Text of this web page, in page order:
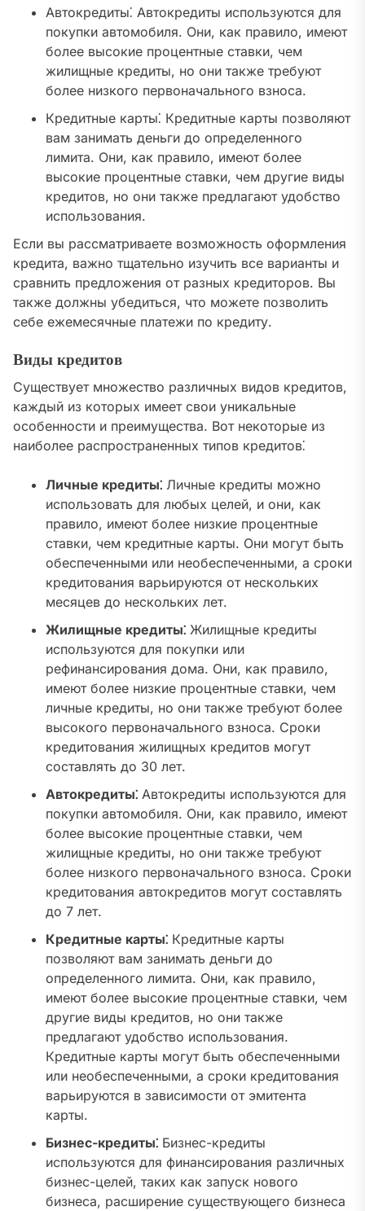
Автокредиты⁚ Автокредиты используются для
покупки автомобиля. Они, как правило, имеют
более высокие процентные ставки, чем
жилищные кредиты, но они также требуют
более низкого первоначального взноса.
Кредитные карты⁚ Кредитные карты позволяют
вам занимать деньги до определенного
лимита. Они, как правило, имеют более
высокие процентные ставки, чем другие виды
кредитов, но они также предлагают удобство
использования.
Если вы рассматриваете возможность оформления
кредита, важно тщательно изучить все варианты и
сравнить предложения от разных кредиторов. Вы
также должны убедиться, что можете позволить
себе ежемесячные платежи по кредиту.
Виды кредитов
Существует множество различных видов кредитов,
каждый из которых имеет свои уникальные
особенности и преимущества. Вот некоторые из
наиболее распространенных типов кредитов⁚
Личные кредиты⁚ Личные кредиты можно
использовать для любых целей, и они, как
правило, имеют более низкие процентные
ставки, чем кредитные карты. Они могут быть
обеспеченными или необеспеченными, а сроки
кредитования варьируются от нескольких
месяцев до нескольких лет.
Жилищные кредиты⁚ Жилищные кредиты
используются для покупки или
рефинансирования дома. Они, как правило,
имеют более низкие процентные ставки, чем
личные кредиты, но они также требуют более
высокого первоначального взноса. Сроки
кредитования жилищных кредитов могут
составлять до 30 лет.
Автокредиты⁚ Автокредиты используются для
покупки автомобиля. Они, как правило, имеют
более высокие процентные ставки, чем
жилищные кредиты, но они также требуют
более низкого первоначального взноса. Сроки
кредитования автокредитов могут составлять
до 7 лет.
Кредитные карты⁚ Кредитные карты
позволяют вам занимать деньги до
определенного лимита. Они, как правило,
имеют более высокие процентные ставки, чем
другие виды кредитов, но они также
предлагают удобство использования.
Кредитные карты могут быть обеспеченными
или необеспеченными, а сроки кредитования
варьируются в зависимости от эмитента
карты.
Бизнес-кредиты⁚ Бизнес-кредиты
используются для финансирования различных
бизнес-целей, таких как запуск нового
бизнеса, расширение существующего бизнеса